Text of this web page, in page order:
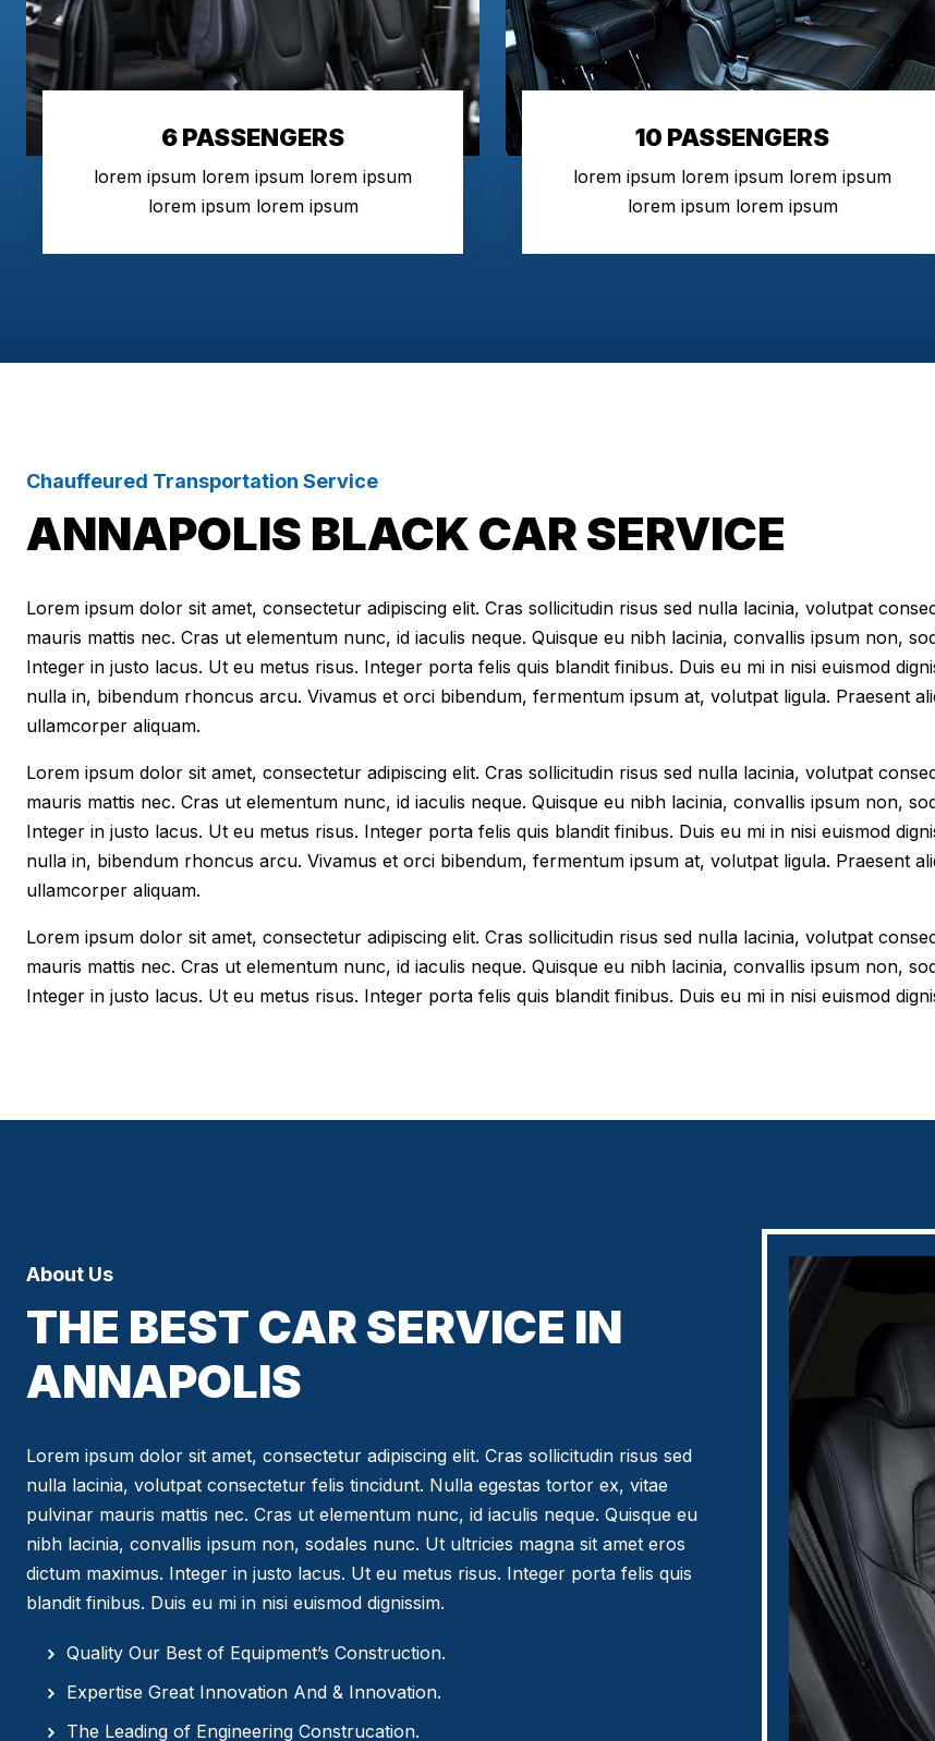
6 PASSENGERS
lorem ipsum lorem ipsum lorem ipsum
lorem ipsum lorem ipsum
10 PASSENGERS
lorem ipsum lorem ipsum lorem ipsum
lorem ipsum lorem ipsum
Chauffeured Transportation Service
ANNAPOLIS BLACK CAR SERVICE
Lorem ipsum dolor sit amet, consectetur adipiscing elit. Cras sollicitudin risus sed nulla lacinia, volutpat
mauris mattis nec. Cras ut elementum nunc, id iaculis neque. Quisque eu nibh lacinia, convallis ipsum non,
Integer in justo lacus. Ut eu metus risus. Integer porta felis quis blandit finibus. Duis eu mi in nisi euismod
nulla in, bibendum rhoncus arcu. Vivamus et orci bibendum, fermentum ipsum at, volutpat ligula. Praesent
ullamcorper aliquam.
Lorem ipsum dolor sit amet, consectetur adipiscing elit. Cras sollicitudin risus sed nulla lacinia, volutpat
mauris mattis nec. Cras ut elementum nunc, id iaculis neque. Quisque eu nibh lacinia, convallis ipsum non,
Integer in justo lacus. Ut eu metus risus. Integer porta felis quis blandit finibus. Duis eu mi in nisi euismod
nulla in, bibendum rhoncus arcu. Vivamus et orci bibendum, fermentum ipsum at, volutpat ligula. Praesent
ullamcorper aliquam.
Lorem ipsum dolor sit amet, consectetur adipiscing elit. Cras sollicitudin risus sed nulla lacinia, volutpat
mauris mattis nec. Cras ut elementum nunc, id iaculis neque. Quisque eu nibh lacinia, convallis ipsum non,
Integer in justo lacus. Ut eu metus risus. Integer porta felis quis blandit finibus. Duis eu mi in nisi euismod
About Us
THE BEST CAR SERVICE IN
ANNAPOLIS
Lorem ipsum dolor sit amet, consectetur adipiscing elit. Cras sollicitudin risus sed
nulla lacinia, volutpat consectetur felis tincidunt. Nulla egestas tortor ex, vitae
pulvinar mauris mattis nec. Cras ut elementum nunc, id iaculis neque. Quisque eu
nibh lacinia, convallis ipsum non, sodales nunc. Ut ultricies magna sit amet eros
dictum maximus. Integer in justo lacus. Ut eu metus risus. Integer porta felis quis
blandit finibus. Duis eu mi in nisi euismod dignissim.
Quality Our Best of Equipment’s Construction.
Expertise Great Innovation And & Innovation.
The Leading of Engineering Construcation.